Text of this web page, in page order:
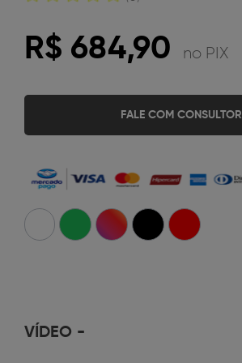
R$ 684,90 no PIX
FALE COM CONSULTOR
VÍDEO -